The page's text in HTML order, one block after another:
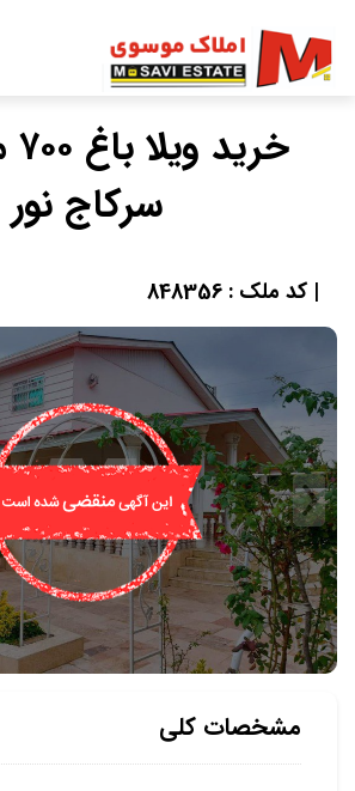
سرکاج نور
| کد ملک : 848356
مشخصات کلی